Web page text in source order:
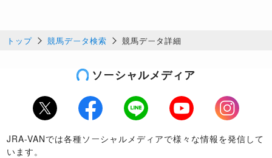
トップ 競馬データ検索 競馬データ詳細
ソーシャルメディア
Twitter Facebook LINE Youtube
Instagram
JRA-VANでは各種ソーシャルメディアで様々な情報を発信して
います。